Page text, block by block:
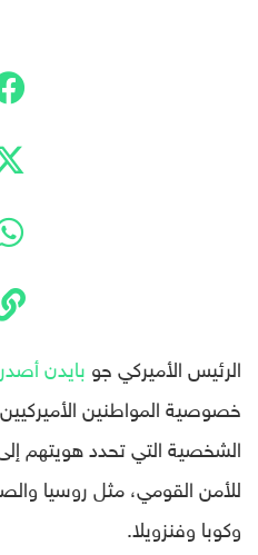
الرئيس الأميركي جو بايدنأصدر
خصوصية المواطنين الأميركيين
الشخصية التي تحدد هويتهم
للأمن القومي، مثل روسيا
وكوبا وفنزويلا.